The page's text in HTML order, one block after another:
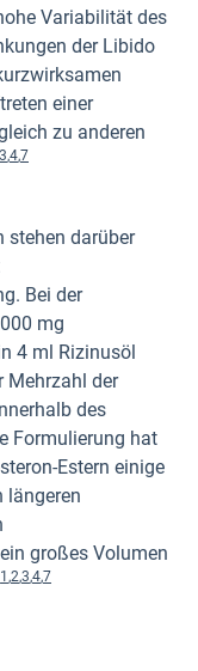
Variabilität des
der Libido
einer
zu anderen
3,4,7
stehen darüber
Bei der
mg
4 ml Rizinusöl
Mehrzahl der
des
Formulierung hat
Estern einige
längeren
großes Volumen
1 ,2,3,4,7